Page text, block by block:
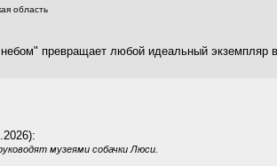
область
превращает любой идеальный экземпляр
музеями собачки Люси.